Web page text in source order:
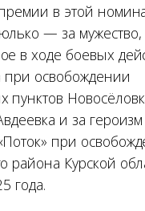
в этой
— за мужество,
в ходе боевых
при освобождении
пунктов
и за
при
района Курской
года.